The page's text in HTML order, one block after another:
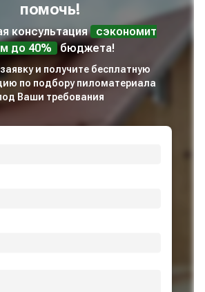
помочь!
консультация
сэкономит
до 40%
бюджета!
и получите бесплатную
по подбору пиломатериала
Ваши требования